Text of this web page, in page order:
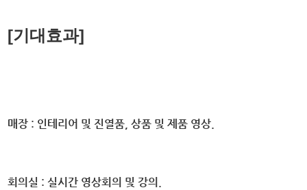
[기대효과]
매장 : 인테리어 및 진열품, 상품 및 제품 영상.
회의실 : 실시간 영상회의 및 강의.